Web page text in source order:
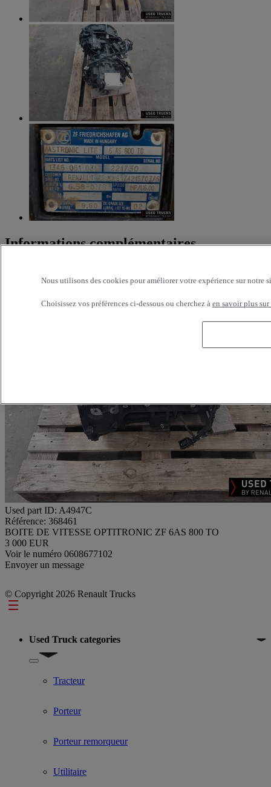
Informations complémentaires
ROBOTISEE gamme RENAULT D 12 OPTITRONIC –
Used part ID: A4947C
Référence: 368461
BOITE DE VITESSE OPTITRONIC ZF 6AS 800 TO
3 000 EUR
Voir le numéro 0608677102
Envoyer un message
© Copyright 2026 Renault Trucks
Footer
Used Truck categories
Show submenu for Used Truck categories
Tracteur
Porteur
Porteur remorqueur
Utilitaire
Nous utilisons des cookies pour améliorer votre expérience sur notre
Choisissez vos préférences ci-dessous ou cherchez à en savoir plus